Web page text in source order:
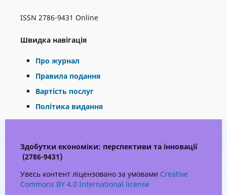
ISSN 2786-9431 Online
Швидка навігація
Про журнал
Правила подання
Вартість послуг
Політика видання
Здобутки економіки: перспективи та інновації
(2786-9431)
Увесь контент ліцензовано за умовами Creative
Commons BY 4.0 International license